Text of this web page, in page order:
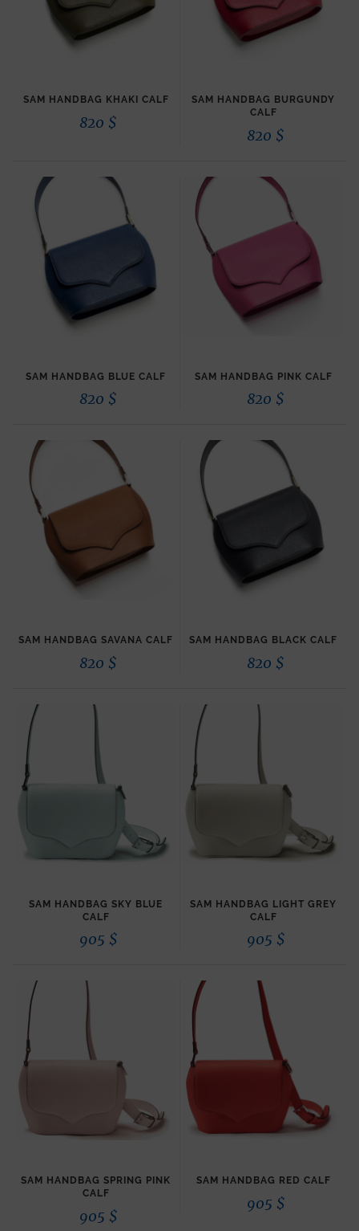
SAM HANDBAG KHAKI CALF
820 $
SAM HANDBAG BURGUNDY
CALF
820 $
SAM HANDBAG BLUE CALF
820 $
SAM HANDBAG PINK CALF
820 $
SAM HANDBAG SAVANA CALF
820 $
SAM HANDBAG BLACK CALF
820 $
SAM HANDBAG SKY BLUE
CALF
905 $
SAM HANDBAG LIGHT GREY
CALF
905 $
SAM HANDBAG SPRING PINK
CALF
905 $
SAM HANDBAG RED CALF
905 $